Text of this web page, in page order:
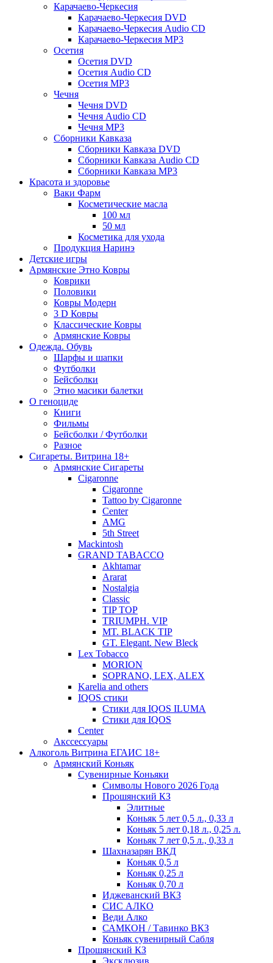
Карачаево-Черкесия
Карачаево-Черкесия DVD
Карачаево-Черкесия Audio CD
Карачаево-Черкесия MP3
Осетия
Осетия DVD
Осетия Audio CD
Осетия MP3
Чечня
Чечня DVD
Чечня Audio CD
Чечня MP3
Сборники Кавказа
Сборники Кавказа DVD
Сборники Кавказа Audio CD
Сборники Кавказа MP3
Красота и здоровье
Ваки Фарм
Косметические масла
100 мл
50 мл
Косметика для ухода
Продукция Наринэ
Детские игры
Армянские Этно Ковры
Коврики
Половики
Ковры Модерн
3 D Ковры
Классические Ковры
Армянские Ковры
Одежда. Обувь
Шарфы и шапки
Футболки
Бейсболки
Этно масики балетки
О геноциде
Книги
Фильмы
Бейсболки / Футболки
Разное
Сигареты. Витрина 18+
Армянские Сигареты
Cigaronne
Cigaronne
Tattoo by Cigaronne
Center
AMG
5th Street
Mackintosh
GRAND TABACCO
Akhtamar
Ararat
Nostalgia
Classic
TIP TOP
TRIUMPH. VIP
MT. BLACK TIP
GT. Elegant. New Bleck
Lex Tobacco
MORION
SOPRANO, LEX, ALEX
Karelia and others
IQOS стики
Стики для IQOS ILUMA
Стики для IQOS
Сenter
Акссессуары
Алкоголь Витрина ЕГАИС 18+
Армянский Коньяк
Сувенирные Коньяки
Символы Нового 2026 Года
Прошянский КЗ
Элитные
Коньяк 5 лет 0,5 л., 0,33 л
Коньяк 5 лет 0,18 л., 0,25 л.
Коньяк 7 лет 0,5 л., 0,33 л
Шахназарян ВКД
Коньяк 0,5 л
Коньяк 0,25 л
Коньяк 0,70 л
Иджеванский ВКЗ
СИС АЛКО
Веди Алко
САМКОН / Тавинко ВКЗ
Коньяк сувенирный Сабля
Прошянский КЗ
Эксклюзив